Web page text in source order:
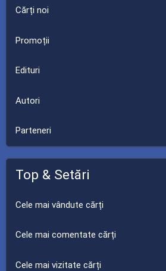
Cărți noi
Promoții
Edituri
Autori
Parteneri
Top & Setări
Cele mai vândute cărți
Cele mai comentate cărți
Cele mai vizitate cărți